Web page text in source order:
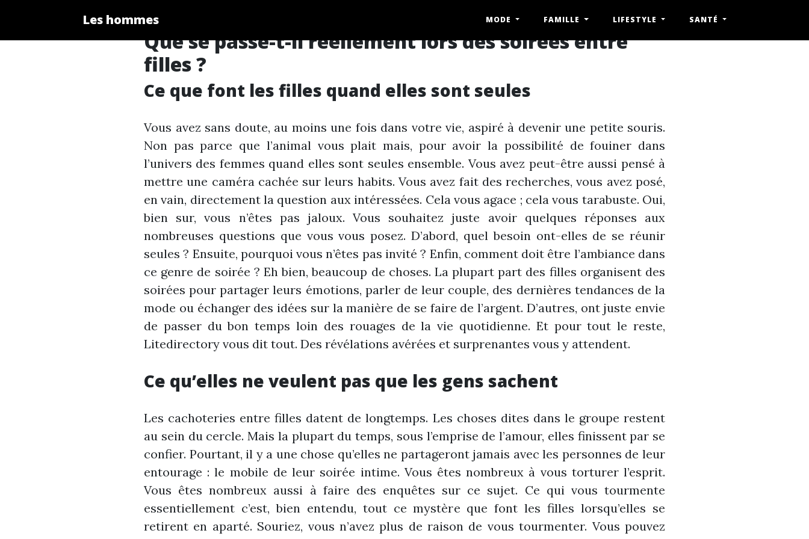
Les hommes MODE FAMILLE LIFESTYLE SANTÉ
Que se passe-t-il réellement lors des soirées entre
filles ?
Ce que font les filles quand elles sont seules
Vous avez sans doute, au moins une fois dans votre vie, aspiré à devenir une petite souris.
Non pas parce que l’animal vous plait mais, pour avoir la possibilité de fouiner dans
l’univers des femmes quand elles sont seules ensemble. Vous avez peut-être aussi pensé à
mettre une caméra cachée sur leurs habits. Vous avez fait des recherches, vous avez posé,
en vain, directement la question aux intéressées. Cela vous agace ; cela vous tarabuste. Oui,
bien sur, vous n’êtes pas jaloux. Vous souhaitez juste avoir quelques réponses aux
nombreuses questions que vous vous posez. D’abord, quel besoin ont-elles de se réunir
seules ? Ensuite, pourquoi vous n’êtes pas invité ? Enfin, comment doit être l’ambiance dans
ce genre de soirée ? Eh bien, beaucoup de choses. La plupart part des filles organisent des
soirées pour partager leurs émotions, parler de leur couple, des dernières tendances de la
mode ou échanger des idées sur la manière de se faire de l’argent. D’autres, ont juste envie
de passer du bon temps loin des rouages de la vie quotidienne. Et pour tout le reste,
Litedirectory vous dit tout. Des révélations avérées et surprenantes vous y attendent.
Ce qu’elles ne veulent pas que les gens sachent
Les cachoteries entre filles datent de longtemps. Les choses dites dans le groupe restent
au sein du cercle. Mais la plupart du temps, sous l’emprise de l’amour, elles finissent par se
confier. Pourtant, il y a une chose qu’elles ne partageront jamais avec les personnes de leur
entourage : le mobile de leur soirée intime. Vous êtes nombreux à vous torturer l’esprit.
Vous êtes nombreux aussi à faire des enquêtes sur ce sujet. Ce qui vous tourmente
essentiellement c’est, bien entendu, tout ce mystère que font les filles lorsqu’elles se
retirent en aparté. Souriez, vous n’avez plus de raison de vous tourmenter. Vous pouvez